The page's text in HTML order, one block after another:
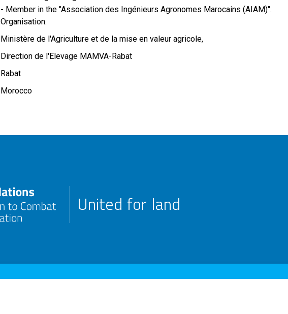
- Member in the "Association des Ingénieurs Agronomes Marocains (AIAM)".
Organisation.
Ministère de l'Agriculture et de la mise en valeur agricole,
Direction de l'Elevage MAMVA-Rabat
Rabat
Morocco
United for land